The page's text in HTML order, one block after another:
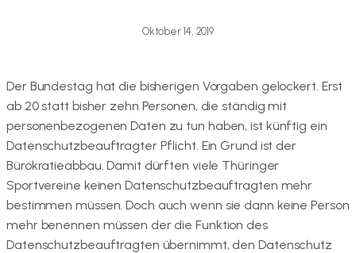
Oktober 14, 2019
Der Bundestag hat die bisherigen Vorgaben gelockert. Erst
ab 20 statt bisher zehn Personen, die ständig mit
personenbezogenen Daten zu tun haben, ist künftig ein
Datenschutzbeauftragter Pflicht. Ein Grund ist der
Bürokratieabbau. Damit dürften viele Thüringer
Sportvereine keinen Datenschutzbeauftragten mehr
bestimmen müssen. Doch auch wenn sie dann keine Person
mehr benennen müssen der die Funktion des
Datenschutzbeauftragten übernimmt, den Datenschutz